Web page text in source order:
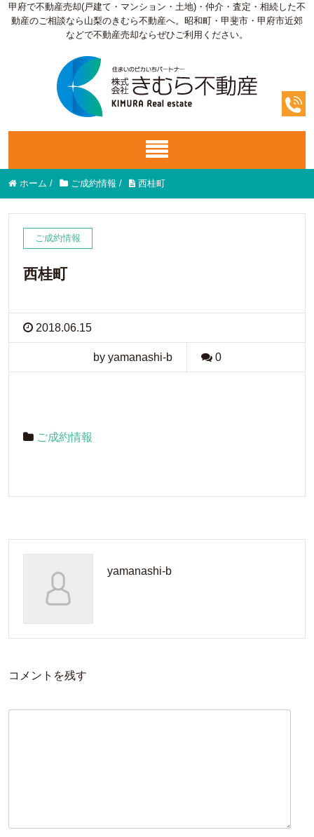
甲府で不動産売却(戸建て・マンション・土地)・仲介・査定・相続した不
動産のご相談なら山梨のきむら不動産へ。昭和町・甲斐市・甲府市近郊
などで不動産売却ならぜひご利用ください。
ホーム / ご成約情報 / 西桂町
ご成約情報
西桂町
2018.06.15
by yamanashi-b 0
ご成約情報
yamanashi-b
コメントを残す